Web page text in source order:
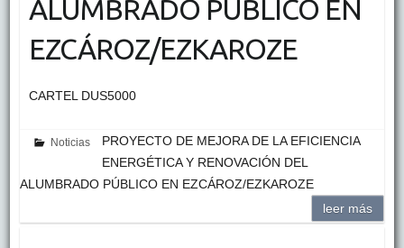
ALUMBRADO PÚBLICO EN
EZCÁROZ/EZKAROZE
CARTEL DUS5000
Noticias
PROYECTO DE MEJORA DE LA EFICIENCIA
ENERGÉTICA Y RENOVACIÓN DEL
ALUMBRADO PÚBLICO EN EZCÁROZ/EZKAROZE
leer más